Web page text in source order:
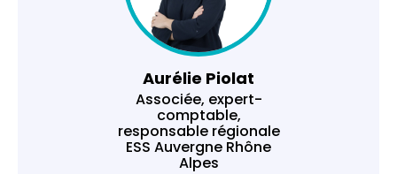
Aurélie Piolat
Associée, expert-
comptable,
responsable régionale
ESS Auvergne Rhône
Alpes